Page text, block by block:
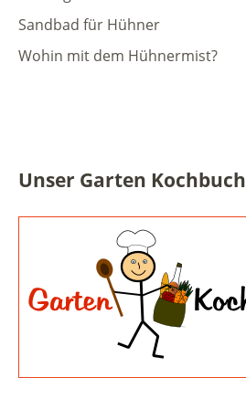
Sandbad für Hühner
Wohin mit dem Hühnermist?
Unser Garten Kochbuch